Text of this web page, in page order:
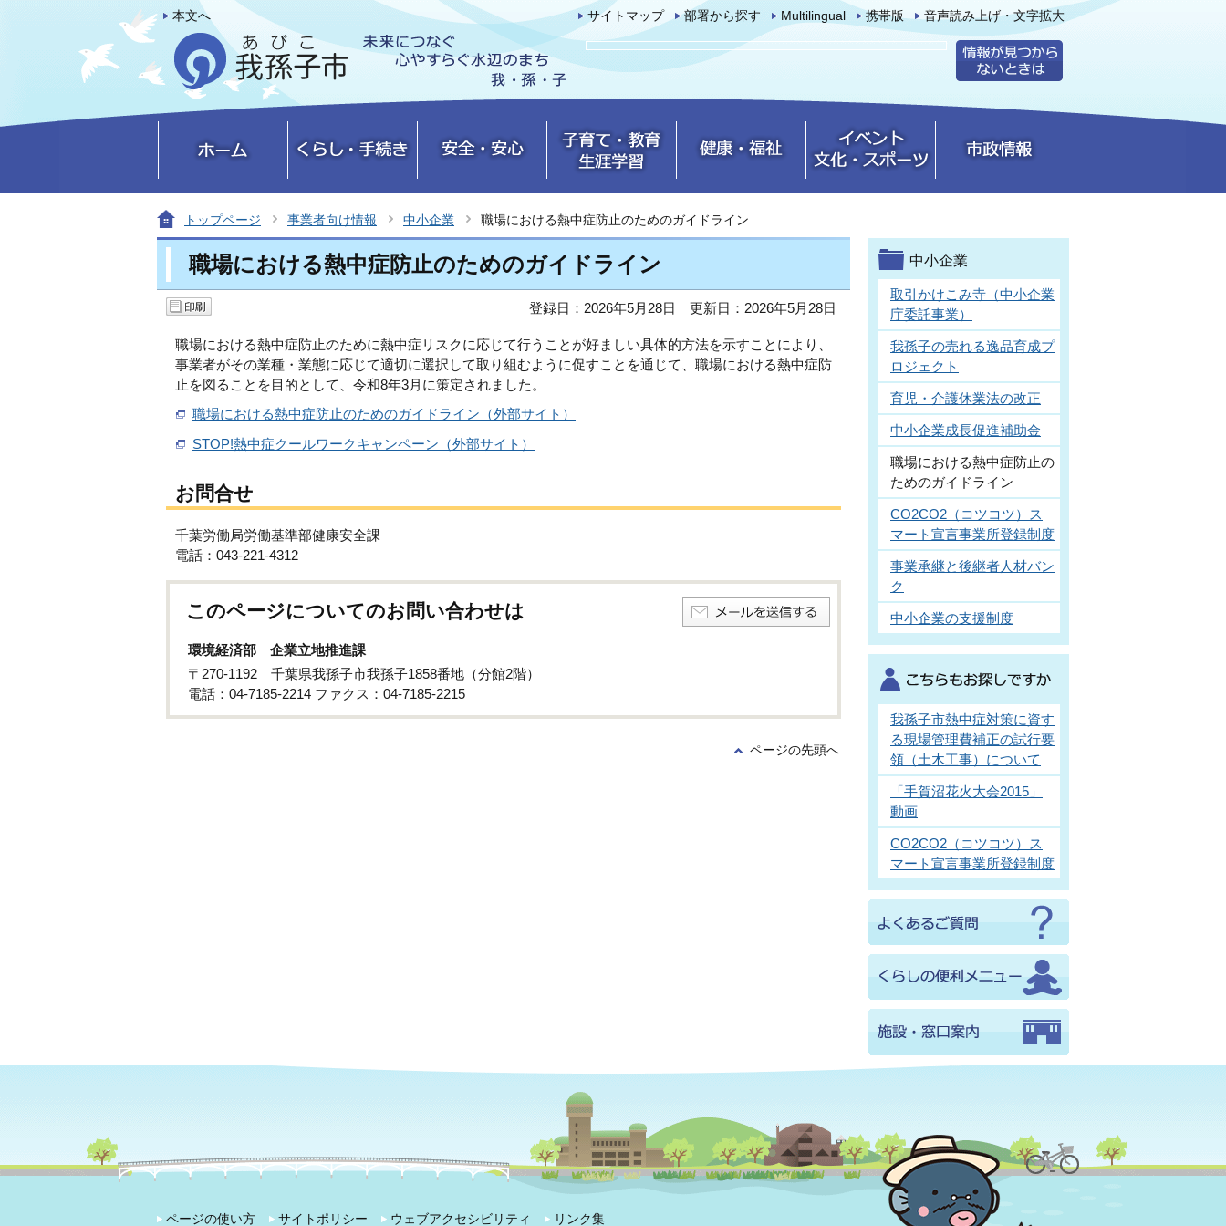
本文へ サイトマップ 部署から探す Multilingual 携帯版 音声読み上げ・文字拡大
トップページ 事業者向け情報 中小企業 職場における熱中症防止のためのガイドライン
職場における熱中症防止のためのガイドライン
登録日：2026年5月28日 更新日：2026年5月28日
職場における熱中症防止のために熱中症リスクに応じて行うことが好ましい具体的方法を示すことにより、
事業者がその業種・業態に応じて適切に選択して取り組むように促すことを通じて、職場における熱中症防
止を図ることを目的として、令和8年3月に策定されました。
職場における熱中症防止のためのガイドライン（外部サイト）
STOP!熱中症クールワークキャンペーン（外部サイト）
お問合せ
千葉労働局労働基準部健康安全課
電話：043-221-4312
このページについてのお問い合わせは
環境経済部 企業立地推進課
〒270-1192 千葉県我孫子市我孫子1858番地（分館2階）
電話：04-7185-2214 ファクス：04-7185-2215
ページの先頭へ
中小企業
取引かけこみ寺（中小企業
庁委託事業）
我孫子の売れる逸品育成プ
ロジェクト
育児・介護休業法の改正
中小企業成長促進補助金
職場における熱中症防止の
ためのガイドライン
CO2CO2（コツコツ）ス
マート宣言事業所登録制度
事業承継と後継者人材バン
ク
中小企業の支援制度
我孫子市熱中症対策に資す
る現場管理費補正の試行要
領（土木工事）について
「手賀沼花火大会2015」
動画
CO2CO2（コツコツ）ス
マート宣言事業所登録制度
ページの使い方 サイトポリシー ウェブアクセシビリティ リンク集